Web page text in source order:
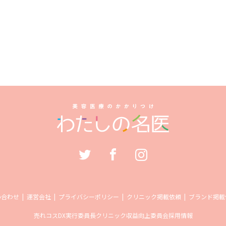
わせ 運営会社 プライバシーポリシー クリニック掲載依頼 ブランド掲
売れコスDX実行委員長クリニック収益向上委員会採用情報